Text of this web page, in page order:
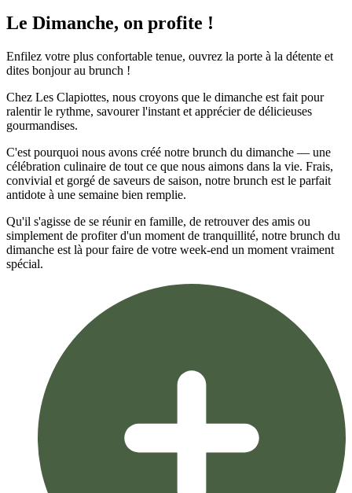
Le Dimanche, on profite !
Enfilez votre plus confortable tenue, ouvrez la porte à la détente et
dites bonjour au brunch !
Chez Les Clapiottes, nous croyons que le dimanche est fait pour
ralentir le rythme, savourer l'instant et apprécier de délicieuses
gourmandises.
C'est pourquoi nous avons créé notre brunch du dimanche — une
célébration culinaire de tout ce que nous aimons dans la vie. Frais,
convivial et gorgé de saveurs de saison, notre brunch est le parfait
antidote à une semaine bien remplie.
Qu'il s'agisse de se réunir en famille, de retrouver des amis ou
simplement de profiter d'un moment de tranquillité, notre brunch du
dimanche est là pour faire de votre week-end un moment vraiment
spécial.